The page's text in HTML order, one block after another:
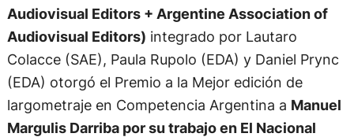
Audiovisual Editors + Argentine Association of
Audiovisual Editors) integrado por Lautaro
Colacce (SAE), Paula Rupolo (EDA) y Daniel Prync
(EDA) otorgó el Premio a la Mejor edición de
largometraje en Competencia Argentina a Manuel
Margulis Darriba por su trabajo en El Nacional